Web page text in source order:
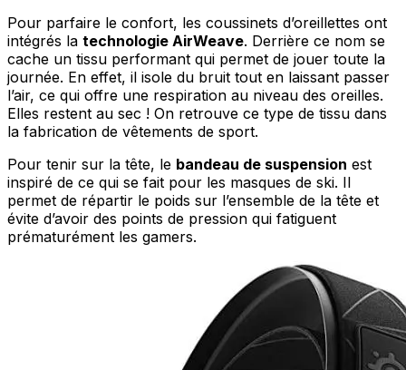
Pour parfaire le confort, les coussinets d’oreillettes ont
intégrés la technologie AirWeave. Derrière ce nom se
cache un tissu performant qui permet de jouer toute la
journée. En effet, il isole du bruit tout en laissant passer
l’air, ce qui offre une respiration au niveau des oreilles.
Elles restent au sec ! On retrouve ce type de tissu dans
la fabrication de vêtements de sport.
Pour tenir sur la tête, le bandeau de suspension est
inspiré de ce qui se fait pour les masques de ski. Il
permet de répartir le poids sur l’ensemble de la tête et
évite d’avoir des points de pression qui fatiguent
prématurément les gamers.